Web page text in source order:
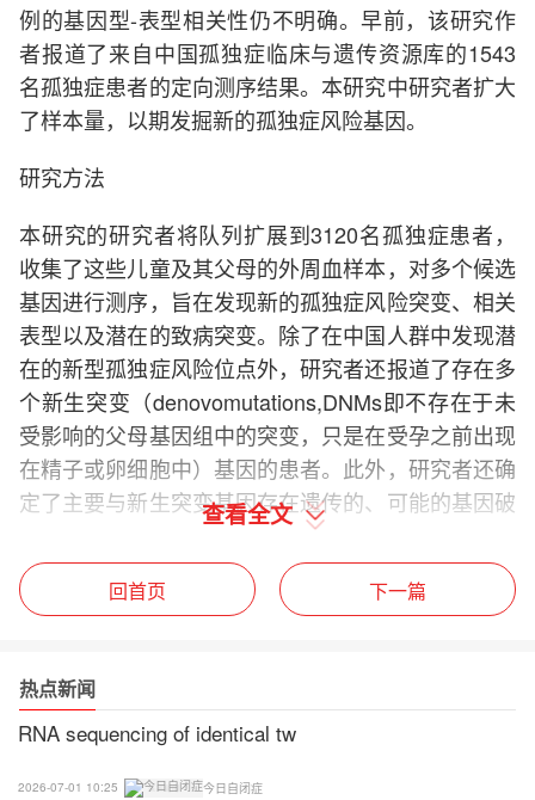
例的基因型-表型相关性仍不明确。早前，该研究作
者报道了来自中国孤独症临床与遗传资源库的1543
名孤独症患者的定向测序结果。本研究中研究者扩大
了样本量，以期发掘新的孤独症风险基因。
研究方法
本研究的研究者将队列扩展到3120名孤独症患者，
收集了这些儿童及其父母的外周血样本，对多个候选
基因进行测序，旨在发现新的孤独症风险突变、相关
表型以及潜在的致病突变。除了在中国人群中发现潜
在的新型孤独症风险位点外，研究者还报道了存在多
个新生突变（denovomutations,DNMs即不存在于未
受影响的父母基因组中的突变，只是在受孕之前出现
在精子或卵细胞中）基因的患者。此外，研究者还确
定了主要与新生突变基因存在遗传的、可能的基因破
坏（likelygene-disrupting,LGD）突变（包括无义突
变、移码突变和剪接位点突变）的家庭。
研究结果
1.研究者验证了13个反复出现新生突变的基因，即S
CN2A、CHD8、MECP2、ASXL3、DYRK1A、DSC
AM、WAC、FOXP1、MED13L、CTTNBP2、ZNF2
92、TNRC6B和CDKL5。SCN2A基因仍是本研究中
查看全文
回首页 下一篇
热点新闻
RNA sequencing of identical tw
2026-07-01 10:25 今日自闭症